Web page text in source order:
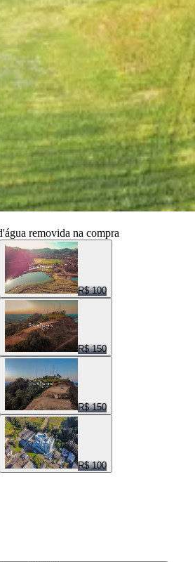
removida na compra
R$ 100
R$ 150
R$ 150
R$ 100